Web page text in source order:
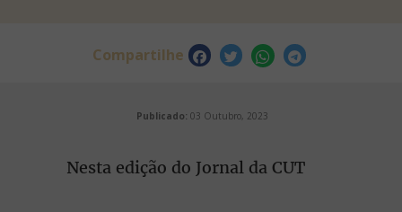
Compartilhe
Publicado: 03 Outubro, 2023
Nesta edição do Jornal da CUT